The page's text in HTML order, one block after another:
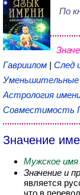
По
Гавриилом | След
Астрология
Совместимость
Значение
Мужское имя
Значение и
является
что в